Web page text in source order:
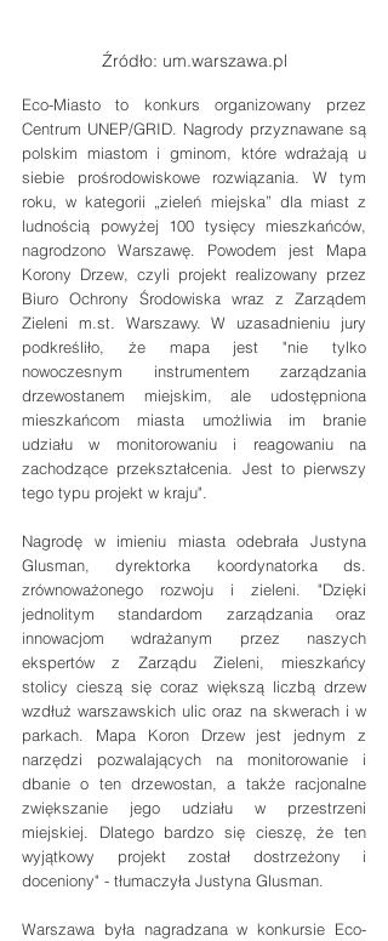
Źródło: um.warszawa.pl
Eco-Miasto to konkurs organizowany przez
Centrum UNEP/GRID. Nagrody przyznawane są
polskim miastom i gminom, które wdrażają u
siebie prośrodowiskowe rozwiązania. W tym
roku, w kategorii „zieleń miejska” dla miast z
ludnością powyżej 100 tysięcy mieszkańców,
nagrodzono Warszawę. Powodem jest Mapa
Korony Drzew, czyli projekt realizowany przez
Biuro Ochrony Środowiska wraz z Zarządem
Zieleni m.st. Warszawy. W uzasadnieniu jury
podkreśliło, że mapa jest "nie tylko
nowoczesnym instrumentem zarządzania
drzewostanem miejskim, ale udostępniona
mieszkańcom miasta umożliwia im branie
udziału w monitorowaniu i reagowaniu na
zachodzące przekształcenia. Jest to pierwszy
tego typu projekt w kraju".
Nagrodę w imieniu miasta odebrała Justyna
Glusman, dyrektorka koordynatorka ds.
zrównoważonego rozwoju i zieleni. "Dzięki
jednolitym standardom zarządzania oraz
innowacjom wdrażanym przez naszych
ekspertów z Zarządu Zieleni, mieszkańcy
stolicy cieszą się coraz większą liczbą drzew
wzdłuż warszawskich ulic oraz na skwerach i w
parkach. Mapa Koron Drzew jest jednym z
narzędzi pozwalających na monitorowanie i
dbanie o ten drzewostan, a także racjonalne
zwiększanie jego udziału w przestrzeni
miejskiej. Dlatego bardzo się cieszę, że ten
wyjątkowy projekt został dostrzeżony i
doceniony" - tłumaczyła Justyna Glusman.
Warszawa była nagradzana w konkursie Eco-